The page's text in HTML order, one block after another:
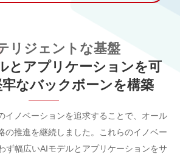
リジェントな基盤
とアプリケーションを可
なバックボーンを構築
イノベーションを追求することで、オール
の推進を継続しました。これらのイノベー
ず幅広いAIモデルとアプリケーションをサ